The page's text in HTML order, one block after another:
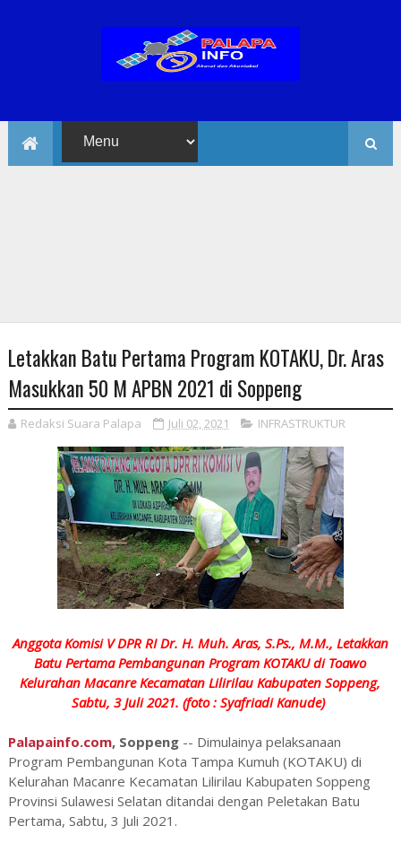
Letakkan Batu Pertama Program KOTAKU, Dr. Aras
Masukkan 50 M APBN 2021 di Soppeng
Redaksi Suara Palapa Juli 02, 2021 INFRASTRUKTUR
Anggota Komisi V DPR RI Dr. H. Muh. Aras, S.Ps., M.M., Letakkan
Batu Pertama Pembangunan Program KOTAKU di Toawo
Kelurahan Macanre Kecamatan Lilirilau Kabupaten Soppeng,
Sabtu, 3 Juli 2021. (foto : Syafriadi Kanude)
Palapainfo.com, Soppeng-- Dimulainya pelaksanaan
Program Pembangunan Kota Tampa Kumuh (KOTAKU) di
Kelurahan Macanre Kecamatan Lilirilau Kabupaten Soppeng
Provinsi Sulawesi Selatan ditandai dengan Peletakan Batu
Pertama, Sabtu, 3 Juli 2021.